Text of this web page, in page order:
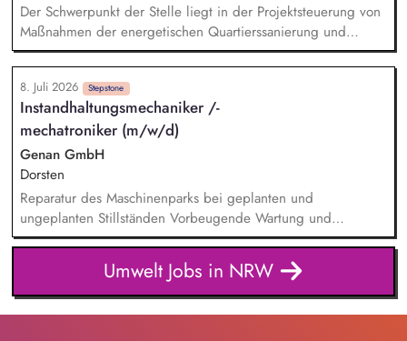
Der Schwerpunkt der Stelle liegt in der Projektsteuerung von
Maßnahmen der energetischen Quartierssanierung und
kommunalen Wärmeplanung im Sanierungsgebiet Innenstadt
Beckum sowie Vor-Ort-Beratungen: - Aufgaben des
Projektmanagements wie Koordination der Umsetzung
verschiedener Maßnahmen der energetischen
Quartierssanierung und kommunalen Wärmeplanung sowie
deren Projektüberwachung - Aktive Ansprache und Vor-Ort-
Beratung von privaten Gebäudeeigentümerinnen und -
eigentümern zu energetischen Sanierungsmaßnahmen und
staatlichen Fördermöglichkeiten - Methodische Beratung bei
der Entwicklung konkreter Qualitätsziele, Energieverbrauchs-
oder Energieeffizienzstandards und Leitlinien für die
energetische Sanierung
8. Juli 2026 Stepstone
Instandhaltungsmechaniker /-
mechatroniker (m/w/d)
Genan GmbH
Dorsten
Reparatur des Maschinenparks bei geplanten und
ungeplanten Stillständen Vorbeugende Wartung und
Instandhaltung Fehlersuche und Behebung Umbau und
Verbesserungsarbeiten Arbeiten mit hydraulischen &
pneumatischen Plänen Herstellung von
Schweißkonstruktionen Instandhaltung der Gebäudetechnik
Umwelt Jobs in NRW